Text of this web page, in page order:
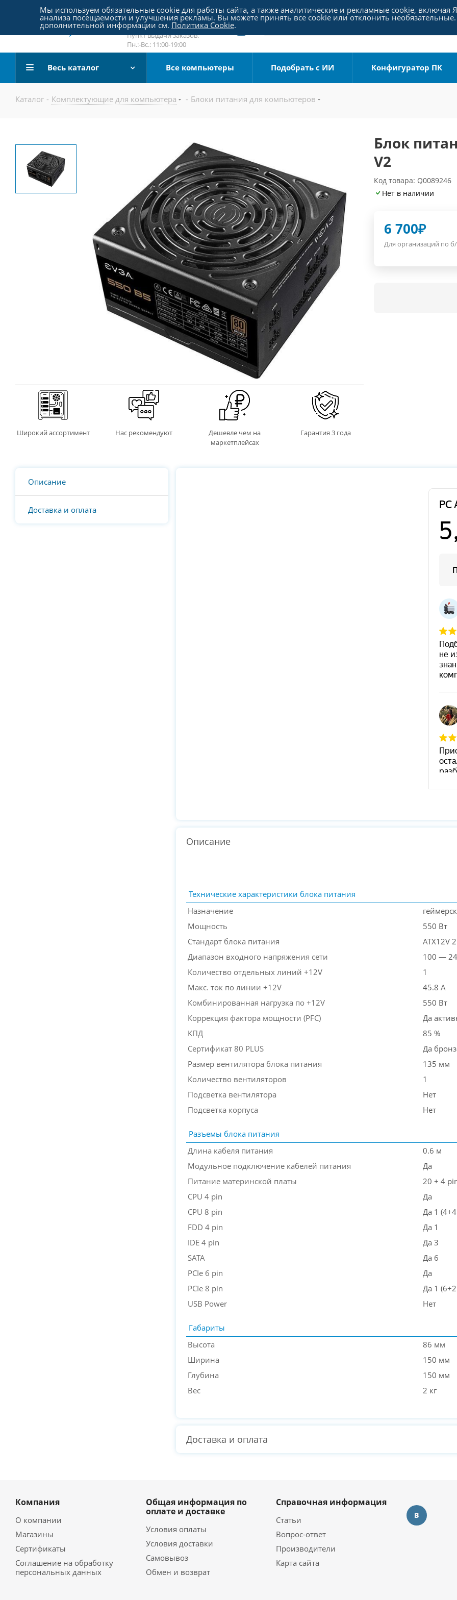
Пятницкое шоссе 18, пав. 267
email:sale@pc-arena.ru
Пн.:-Вс.: 10:00-20:00
Пункт выдачи заказов:
Пн.:-Вс.: 11:00-19:00
Весь каталог Все компьютеры Подобрать с ИИ Конфигуратор ПК
Каталог - Комплектующие для компьютера - Блоки питания для компьютеров
Широкий ассортимент Нас рекомендуют
Дешевле чем на
маркетплейсах
Гарантия 3 года
Блок
V2
Код товара: Q0089246
Нет в наличии
6 700₽
Для организаций по
Описание
Доставка и оплата
Описание
Технические характеристики блока питания
Назначение
Мощность
550 Вт
Стандарт блока питания
ATX12V
Диапазон входного напряжения сети
100 —
Количество отдельных линий +12V
1
Макс. ток по линии +12V
45.8 А
Комбинированная нагрузка по +12V
550 Вт
Коррекция фактора мощности (PFC)
Да
КПД
85 %
Сертификат 80 PLUS
Да
Размер вентилятора блока питания
135 мм
Количество вентиляторов
1
Подсветка вентилятора
Нет
Подсветка корпуса
Нет
Разъемы блока питания
Длина кабеля питания
0.6 м
Модульное подключение кабелей питания
Да
Питание материнской платы
20 + 4
CPU 4 pin
Да
CPU 8 pin
Да 1
FDD 4 pin
Да 1
IDE 4 pin
Да 3
SATA
Да 6
PCIe 6 pin
Да
PCIe 8 pin
Да 1
USB Power
Нет
Габариты
Высота
86 мм
Ширина
150 мм
Глубина
150 мм
Вес
2 кг
Доставка и оплата
Компания
О компании
Магазины
Сертификаты
Соглашение на обработку
персональных данных
Общая информация по
оплате и доставке
Условия оплаты
Условия доставки
Самовывоз
Обмен и возврат
Справочная информация
Статьи
Вопрос-ответ
Производители
Карта сайта
Мы используем обязательные cookie для работы сайта, а также аналитические и рекламные cookie, включая
анализа посещаемости и улучшения рекламы. Вы можете принять все cookie или отклонить
дополнительной информации см. Политика Cookie.